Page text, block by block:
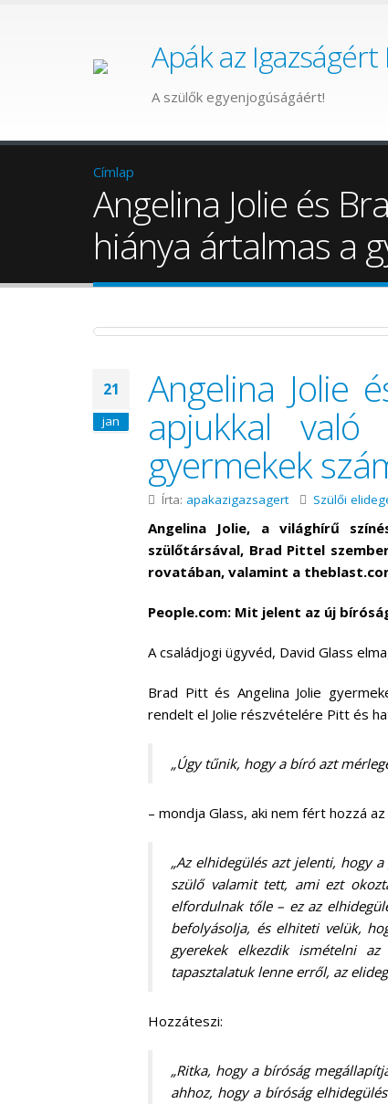
Apák az
A szülők egyenjogúságáért!
Címlap
Angelina Jolie és
hiánya ártalmas a
21
jan
Angelina Jolie
apjukkal
gyermekek
Írta: apakazigazsagert Szülői
Angelina Jolie, a világhírű
szülőtársával, Brad Pittel
rovatában, valamint a
People.com: Mit jelent az új
A családjogi ügyvéd, David Glass
Brad Pitt és Angelina Jolie
rendelt el Jolie részvételére Pitt és
„Úgy tűnik, hogy a bíró azt
– mondja Glass, aki nem fért hozzá
„Az elhidegülés azt jelenti, hogy
szülő valamit tett, ami ezt
elfordulnak tőle – ez az
befolyásolja, és elhiteti velük,
gyerekek elkezdik ismételni
tapasztalatuk lenne erről, az
Hozzáteszi:
„Ritka, hogy a bíróság
ahhoz, hogy a bíróság